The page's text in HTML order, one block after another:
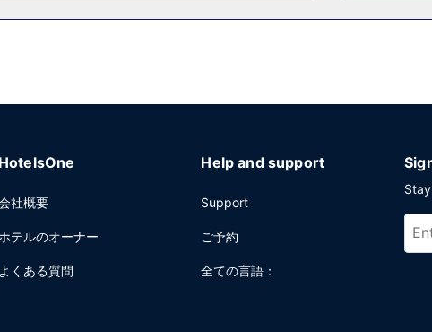
HotelsOne
社概要
ホテルのオーナー
よくある質問
Help and support
Support
ご予約
全ての言語：